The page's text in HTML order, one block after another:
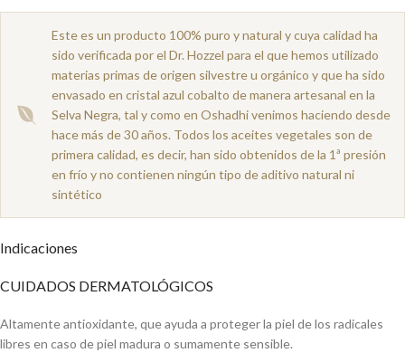
Este es un producto 100% puro y natural y cuya calidad ha
sido verificada por el Dr. Hozzel para el que hemos utilizado
materias primas de origen silvestre u orgánico y que ha sido
envasado en cristal azul cobalto de manera artesanal en la
Selva Negra, tal y como en Oshadhi venimos haciendo desde
hace más de 30 años. Todos los aceites vegetales son de
primera calidad, es decir, han sido obtenidos de la 1ª presión
en frío y no contienen ningún tipo de aditivo natural ni
sintético
Indicaciones
CUIDADOS DERMATOLÓGICOS
Altamente antioxidante, que ayuda a proteger la piel de los radicales
libres en caso de piel madura o sumamente sensible.